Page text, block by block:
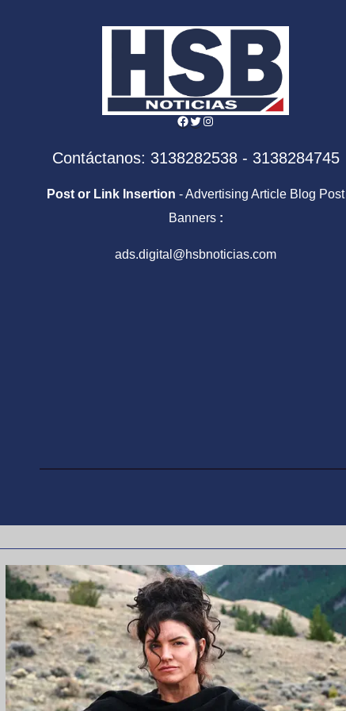
Facebook
Twitter
Instagram
Contáctanos: 3138282538 - 3138284745
Post or Link Insertion - Advertising Article Blog Post
Banners :
ads.digital@hsbnoticias.com